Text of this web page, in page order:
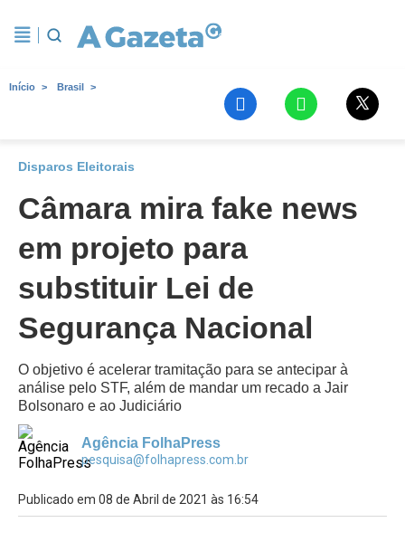
Início Brasil
Disparos Eleitorais
Câmara mira fake news
em projeto para
substituir Lei de
Segurança Nacional
O objetivo é acelerar tramitação para se antecipar à
análise pelo STF, além de mandar um recado a Jair
Bolsonaro e ao Judiciário
Agência FolhaPress
pesquisa@folhapress.com.br
Publicado em 08 de Abril de 2021 às 16:54